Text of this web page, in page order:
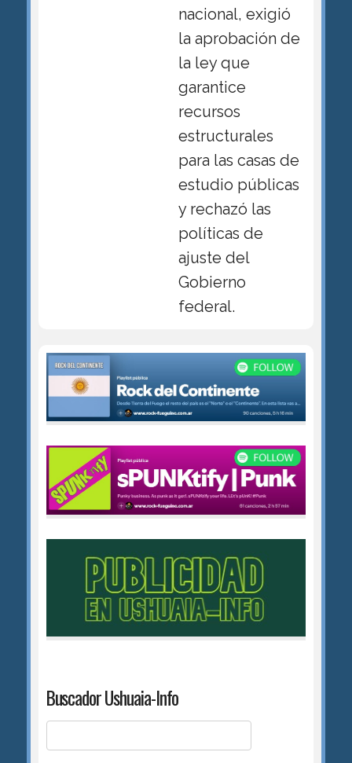
nacional, exigió
la aprobación de
la ley que
garantice
recursos
estructurales
para las casas de
estudio públicas
y rechazó las
políticas de
ajuste del
Gobierno
federal.
Buscador Ushuaia-Info